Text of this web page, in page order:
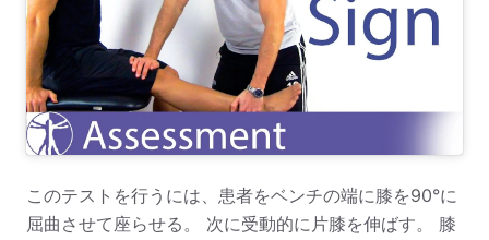
このテストを行うには、患者をベンチの端に膝を90°に
屈曲させて座らせる。 次に受動的に片膝を伸ばす。 膝